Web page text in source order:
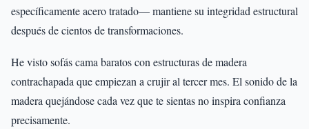
específicamente acero tratado— mantiene su integridad estructural
después de cientos de transformaciones.
He visto sofás cama baratos con estructuras de madera
contrachapada que empiezan a crujir al tercer mes. El sonido de la
madera quejándose cada vez que te sientas no inspira confianza
precisamente.